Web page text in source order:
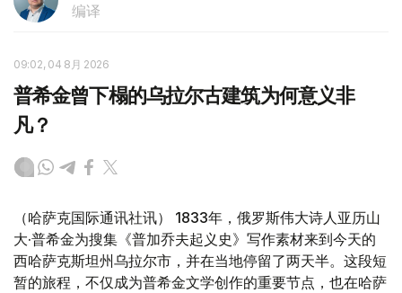
编译
09:02, 04 8月 2026
普希金曾下榻的乌拉尔古建筑为何意义非
凡？
（哈萨克国际通讯社讯） 1833年，俄罗斯伟大诗人亚历山
大·普希金为搜集《普加乔夫起义史》写作素材来到今天的
西哈萨克斯坦州乌拉尔市，并在当地停留了两天半。这段短
暂的旅程，不仅成为普希金文学创作的重要节点，也在哈萨